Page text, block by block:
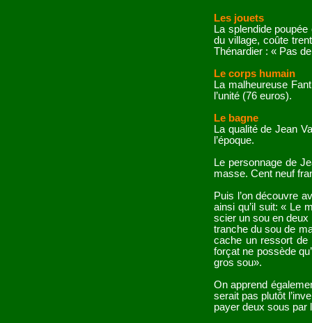
Les jouets
La splendide
du village, coûte
Thénardier : « Pas
Le corps humain
La malheureuse
l’unité (76 euros).
Le bagne
La qualité de Jean
l’époque.
Le personnage de
masse. Cent neuf
Puis l’on découvre
ainsi qu’il suit: « Le
scier un sou en
tranche du sou de
cache un ressort de
forçat ne possède
gros sou».
On apprend
serait pas plutôt
payer deux sous par